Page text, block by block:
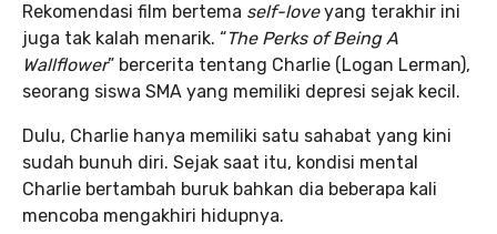
Rekomendasi film bertema self-loveyang terakhir ini
juga tak kalah menarik. “The Perks of Being A
Wallflower” bercerita tentang Charlie (Logan Lerman),
seorang siswa SMA yang memiliki depresi sejak kecil.
Dulu, Charlie hanya memiliki satu sahabat yang kini
sudah bunuh diri. Sejak saat itu, kondisi mental
Charlie bertambah buruk bahkan dia beberapa kali
mencoba mengakhiri hidupnya.